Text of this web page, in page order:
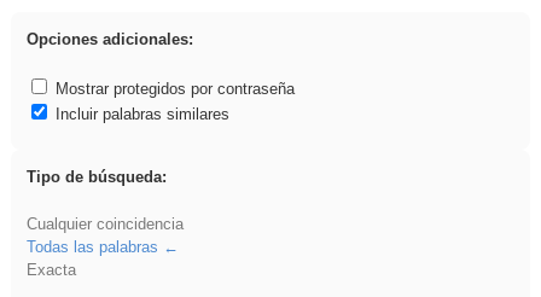
Opciones adicionales:
Mostrar protegidos por contraseña
Incluir palabras similares
Tipo de búsqueda:
Cualquier coincidencia
Todas las palabras
Exacta